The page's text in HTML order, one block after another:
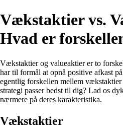
Vækstaktier vs.
Hvad er
Vækstaktier og valueaktier er to
har til formål at opnå positive afkast
egentlig forskellen mellem
strategi passer bedst til dig? Lad os
nærmere på deres karakteristika.
Vækstaktier